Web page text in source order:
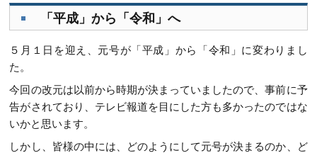
「平成」から「令和」へ
５月１日を迎え、元号が「平成」から「令和」に変わりまし
た。
今回の改元は以前から時期が決まっていましたので、事前に予
告がされており、テレビ報道を目にした方も多かったのではな
いかと思います。
しかし、皆様の中には、どのようにして元号が決まるのか、ど